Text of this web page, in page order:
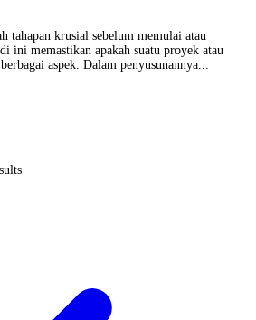
tahapan krusial sebelum memulai atau
ini memastikan apakah suatu proyek atau
aspek. Dalam penyusunannya...